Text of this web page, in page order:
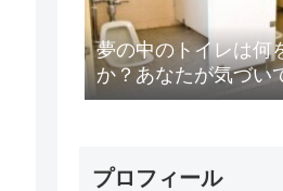
夢の中のトイレは何
か？あなたが気づい
露呈⁈
プロフィール